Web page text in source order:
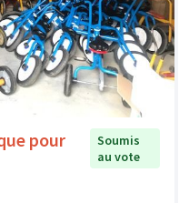
pour
Soumis
au vote